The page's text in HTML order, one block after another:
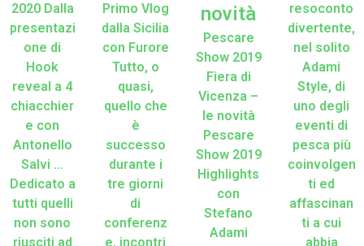
2020 Dalla
presentazi
one di
Hook
reveal a 4
chiacchier
e con
Antonello
Salvi …
Dedicato a
tutti quelli
non sono
riusciti ad
Primo Vlog
dalla Sicilia
con Furore
Tutto, o
quasi,
quello che
è
successo
durante i
tre giorni
di
conferenz
e, incontri
novità
Pescare
Show 2019
Fiera di
Vicenza –
le novità
Pescare
Show 2019
Highlights
con
Stefano
Adami
resoconto
divertente,
nel solito
Adami
Style, di
uno degli
eventi di
pesca più
coinvolgen
ti ed
affascinan
ti a cui
abbia